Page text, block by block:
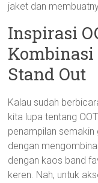
jaket dan
Inspirasi
Stand Out
Kalau sudah
kita lupa tentang
penampilan
dengan
dengan kaos band
keren. Nah, untuk